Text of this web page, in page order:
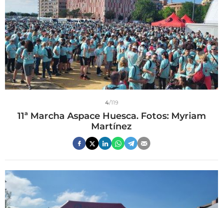
4/119
11ª Marcha Aspace Huesca. Fotos: Myriam
Martínez